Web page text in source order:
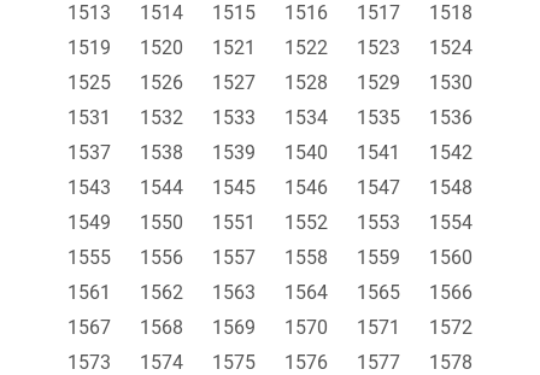
1513
1514 1515 1516 1517
1518
1519
1520 1521 1522 1523
1524
1525
1526 1527 1528 1529
1530
1531
1532 1533 1534 1535
1536
1537
1538 1539 1540 1541
1542
1543
1544 1545 1546 1547
1548
1549
1550 1551 1552 1553
1554
1555
1556 1557 1558 1559
1560
1561
1562 1563 1564 1565
1566
1567
1568 1569 1570 1571
1572
1573
1574 1575 1576 1577
1578